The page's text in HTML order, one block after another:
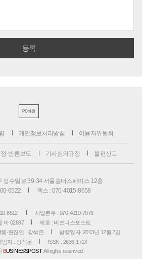
PC버전
개인정보처리방침 이용자위원회
·반론보도 기사심의규정 불편신고
성수일로 39-34 서울숲더스페이스 12층
6522
팩스 : 070-4015-8658
8512
사업본부 : 070-4010-7078
아 02897
제호 : 비즈니스포스트
행·편집인 : 강석운
발행일자: 2013년 12월 2일
임자 : 강석운
ISSN : 2636-171X
BUSINESSPOST. All rights reserved.